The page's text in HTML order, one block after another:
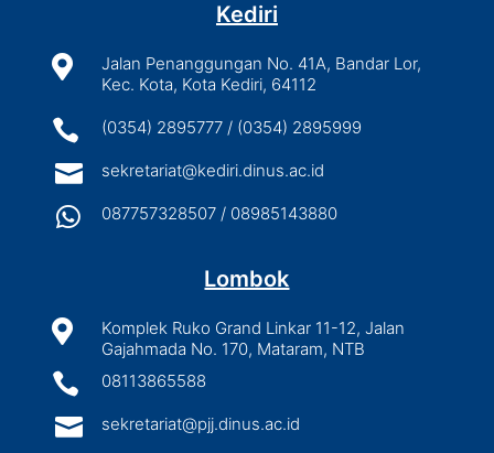
Kediri

Jalan Penanggungan No. 41A, Bandar Lor,
Kec. Kota, Kota Kediri, 64112
 (0354) 2895777 / (0354) 2895999
 sekretariat@kediri.dinus.ac.id
 087757328507 / 08985143880
Lombok

Komplek Ruko Grand Linkar 11-12, Jalan
Gajahmada No. 170, Mataram, NTB
 08113865588
 sekretariat@pjj.dinus.ac.id